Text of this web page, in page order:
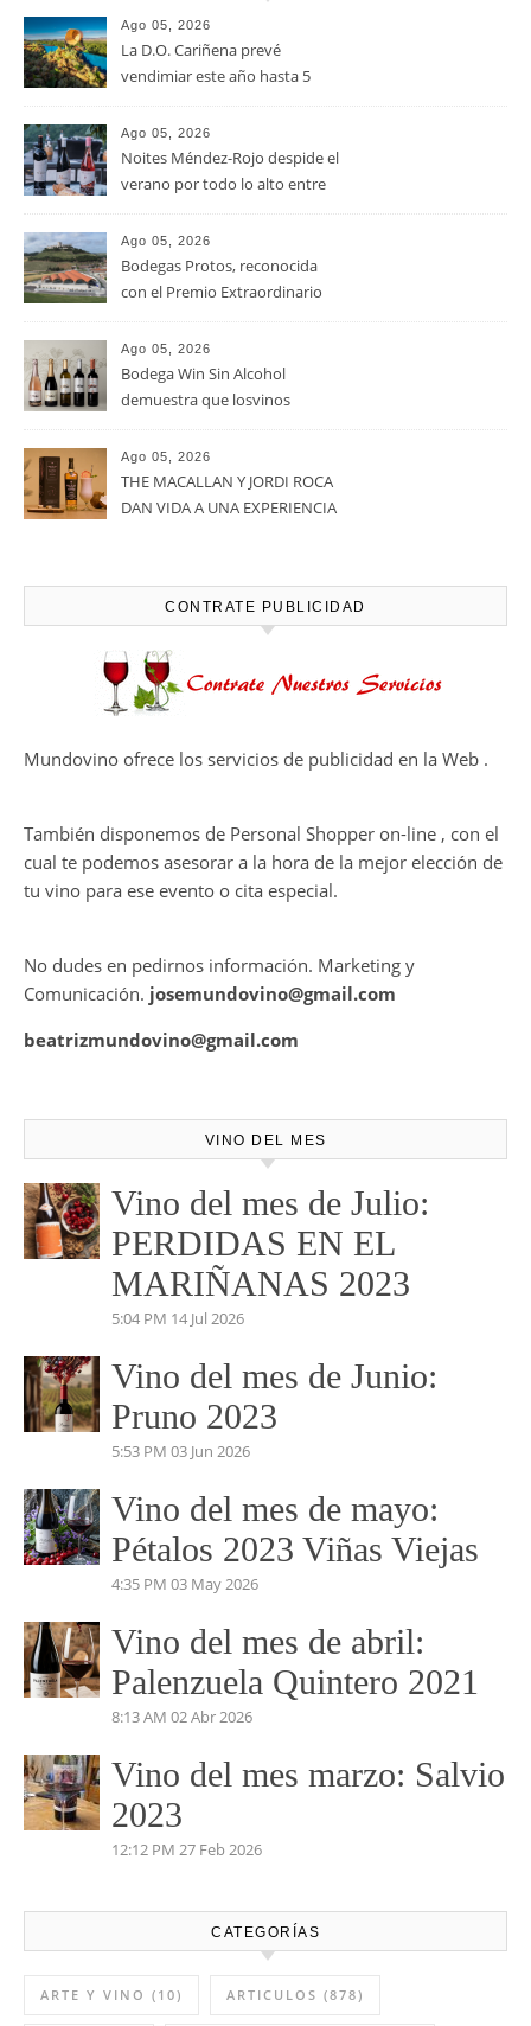
Ago 05, 2026
La D.O. Cariñena prevé
vendimiar este año hasta 5
que en 2025
Ago 05, 2026
Noites Méndez-Rojo despide el
verano por todo lo alto entre
Ago 05, 2026
Bodegas Protos, reconocida
con el Premio Extraordinario
casi un siglo de excelencia
vitivinícola
Ago 05, 2026
Bodega Win Sin Alcohol
demuestra que losvinos
calidadcomienzan a diseñarse
en el viñedo
Ago 05, 2026
THE MACALLAN Y JORDI ROCA
DAN VIDA A UNA EXPERIENCIA
HARMONY COLLECTION
CONTRATE PUBLICIDAD
Mundovino ofrece los servicios de publicidad en la Web .
También disponemos de Personal Shopper on-line , con el
cual te podemos asesorar a la hora de la mejor elección de
tu vino para ese evento o cita especial.
No dudes en pedirnos información. Marketing y
Comunicación. josemundovino@gmail.com
beatrizmundovino@gmail.com
VINO DEL MES
Vino del mes de Julio:
PERDIDAS EN EL
MARIÑANAS 2023
5:04 PM 14 Jul 2026
Vino del mes de Junio:
Pruno 2023
5:53 PM 03 Jun 2026
Vino del mes de mayo:
Pétalos 2023 Viñas Viejas
4:35 PM 03 May 2026
Vino del mes de abril:
Palenzuela Quintero 2021
8:13 AM 02 Abr 2026
Vino del mes marzo: Salvio
2023
12:12 PM 27 Feb 2026
CATEGORÍAS
ARTE Y VINO (10) ARTICULOS (878)